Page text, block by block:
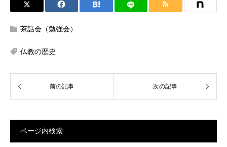
茶話会（勉強会）
仏教の歴史
ページ内検索